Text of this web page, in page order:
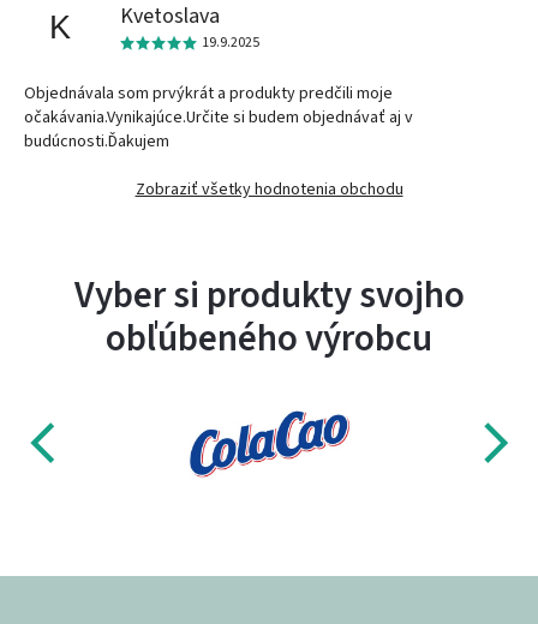
K Kvetoslava
19.9.2025
Objednávala som prvýkrát a produkty predčili moje
očakávania.Vynikajúce.Určite si budem objednávať aj v
budúcnosti.Ďakujem
Zobraziť všetky hodnotenia obchodu
Vyber si produkty svojho
obľúbeného výrobcu